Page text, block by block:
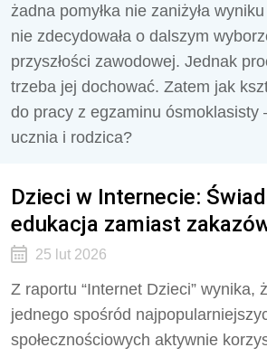
żadna pomyłka nie zaniżyła
nie zdecydowała o dalszym
przyszłości zawodowej. Jednak
trzeba jej dochować. Zatem jak
do pracy z egzaminu ósmoklasisty
ucznia i rodzica?
Dzieci w Internecie:
edukacja zamiast
25 lut 2026
Z raportu “Internet Dzieci” wynika,
jednego spośród
społecznościowych aktywnie